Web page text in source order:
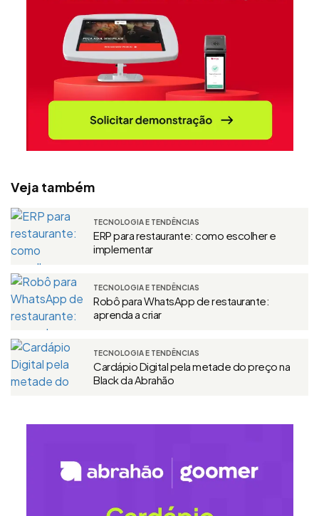
Veja também
TECNOLOGIA E TENDÊNCIAS
ERP para restaurante: como escolher e
implementar
TECNOLOGIA E TENDÊNCIAS
Robô para WhatsApp de restaurante:
aprenda a criar
TECNOLOGIA E TENDÊNCIAS
Cardápio Digital pela metade do preço na
Black da Abrahão